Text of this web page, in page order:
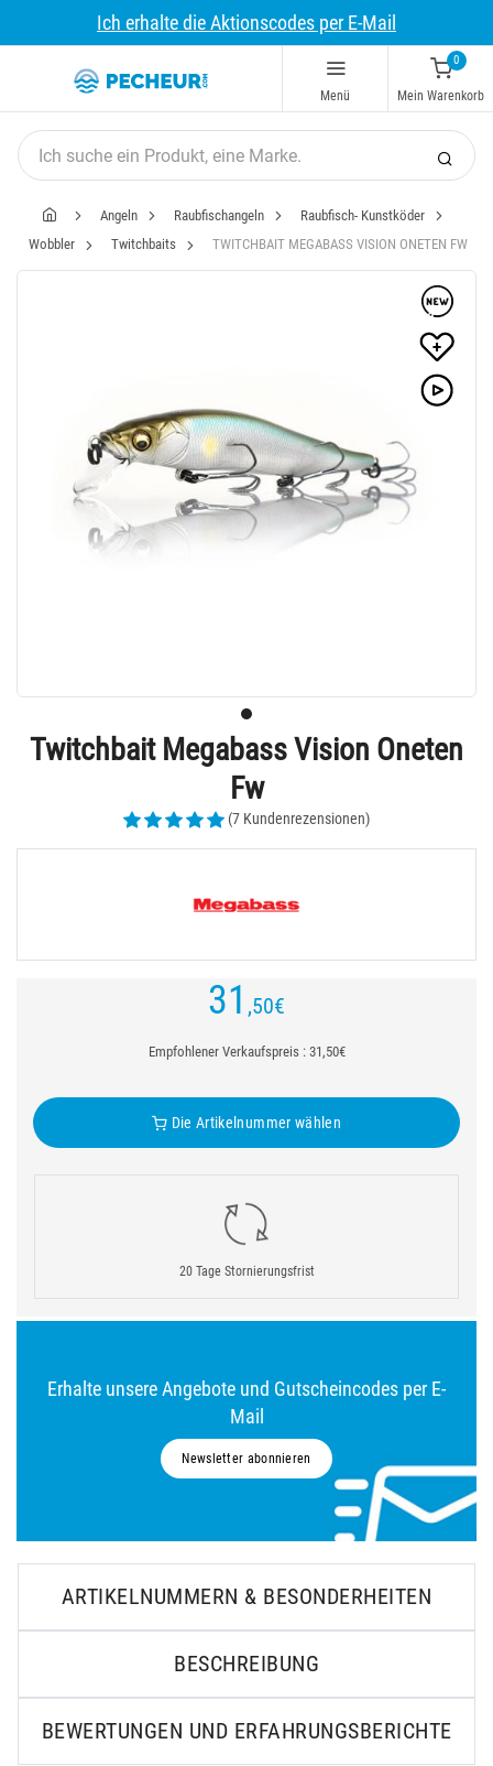
Ich erhalte die Aktionscodes per E-Mail
Menü
0
Mein Warenkorb
Angeln Raubfischangeln
Raubfisch- Kunstköder
Wobbler
Twitchbaits TWITCHBAIT MEGABASS VISION ONETEN FW
Twitchbait Megabass Vision Oneten
Fw
(7 Kundenrezensionen)
31 ,50€
Empfohlener Verkaufspreis : 31,50€
Die Artikelnummer wählen
20 Tage Stornierungsfrist
Erhalte unsere Angebote und Gutscheincodes per E-
Mail
Newsletter abonnieren
ARTIKELNUMMERN & BESONDERHEITEN
BESCHREIBUNG
BEWERTUNGEN UND ERFAHRUNGSBERICHTE